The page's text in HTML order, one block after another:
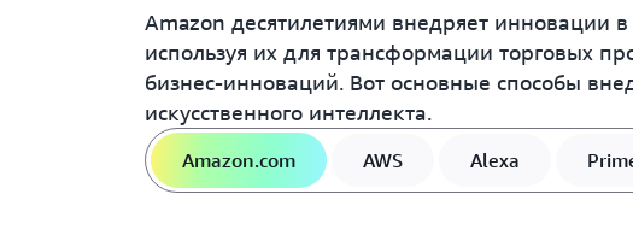
Amazon десятилетиями внедряет инновации в
используя их для трансформации торговых
бизнес-инноваций. Вот основные способы
искусственного интеллекта.
Amazon.com AWS Alexa